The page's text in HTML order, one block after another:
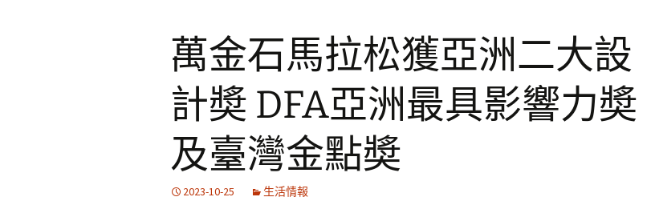
萬金石馬拉松獲亞洲二大設
計奬 DFA亞洲最具影響力奬
及臺灣金點奬
2023-10-25 生活情報